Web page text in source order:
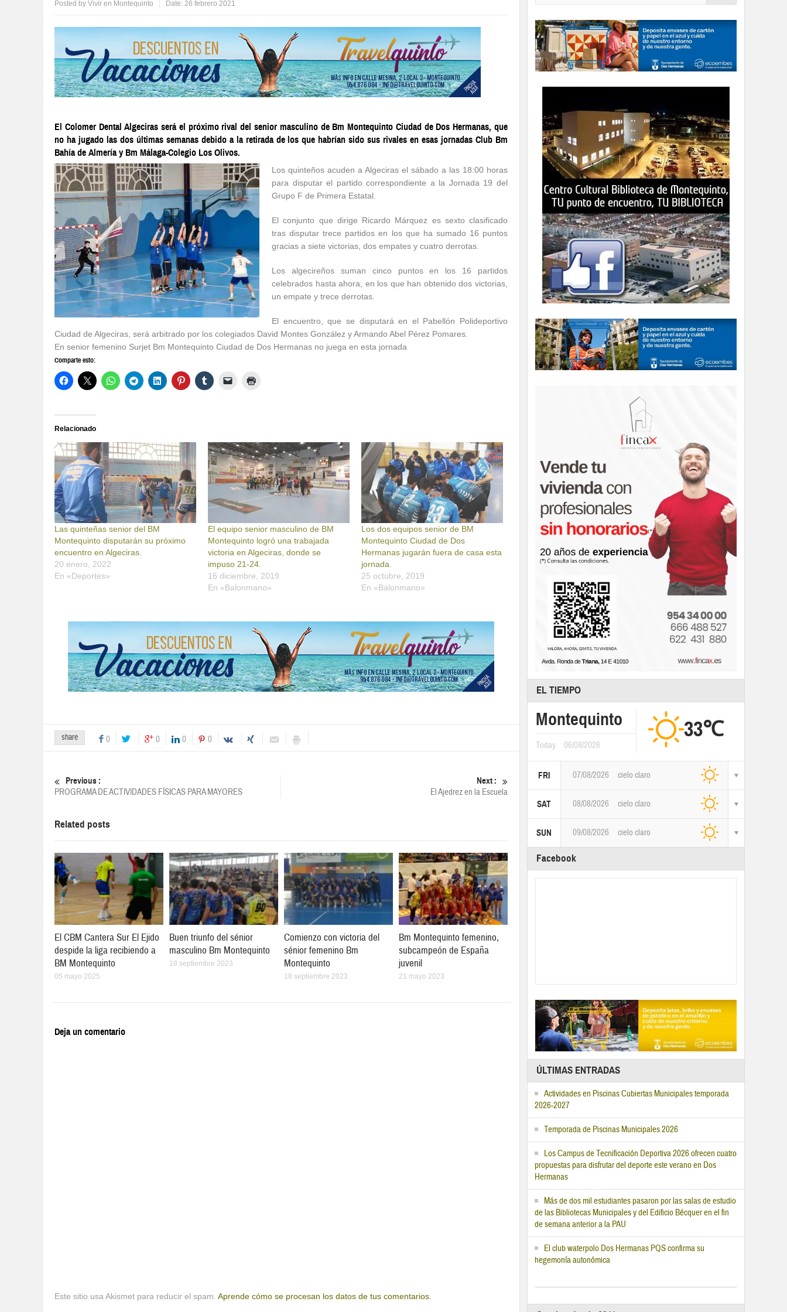
Posted by Vivir en Montequinto Date: 26 febrero 2021
El Colomer Dental Algeciras será el próximo rival del senior masculino de Bm Montequinto Ciudad de Dos Hermanas, que
no ha jugado las dos últimas semanas debido a la retirada de los que habrían sido sus rivales en esas jornadas Club Bm
Bahía de Almería y Bm Málaga-Colegio Los Olivos.
Los quinteños acuden a Algeciras el sábado a las 18:00 horas
para disputar el partido correspondiente a la Jornada 19 del
Grupo F de Primera Estatal.
El conjunto que dirige Ricardo Márquez es sexto clasificado
tras disputar trece partidos en los que ha sumado 16 puntos
gracias a siete victorias, dos empates y cuatro derrotas.
Los algecireños suman cinco puntos en los 16 partidos
celebrados hasta ahora, en los que han obtenido dos victorias,
un empate y trece derrotas.
El encuentro, que se disputará en el Pabellón Polideportivo
Ciudad de Algeciras, será arbitrado por los colegiados David Montes González y Armando Abel Pérez Pomares.
En senior femenino Surjet Bm Montequinto Ciudad de Dos Hermanas no juega en esta jornada
Comparte esto:
Relacionado
Las quinteñas senior del BM
Montequinto disputarán su próximo
encuentro en Algeciras.
20 enero, 2022
En «Deportes»
El equipo senior masculino de BM
Montequinto logró una trabajada
victoria en Algeciras, donde se
impuso 21-24.
16 diciembre, 2019
En «Balonmano»
Los dos equipos senior de BM
Montequinto Ciudad de Dos
Hermanas jugarán fuera de casa esta
jornada.
25 octubre, 2019
En «Balonmano»
share 0 0 0 0
Previous :
PROGRAMA DE ACTIVIDADES FÍSICAS PARA MAYORES
Next :
El Ajedrez en la Escuela
Related posts
El CBM Cantera Sur El Ejido
despide la liga recibiendo a
BM Montequinto
05 mayo 2025
Buen triunfo del sénior
masculino Bm Montequinto
18 septiembre 2023
Comienzo con victoria del
sénior femenino Bm
Montequinto
18 septiembre 2023
Bm Montequinto femenino,
subcampeón de España
juvenil
21 mayo 2023
Deja un comentario
Este sitio usa Akismet para reducir el spam. Aprende cómo se procesan los datos de tus comentarios.
EL TIEMPO
Montequinto
Today 06/08/2026
33℃
FRI 07/08/2026 cielo claro
SAT 08/08/2026 cielo claro
SUN 09/08/2026 cielo claro
Facebook
ÚLTIMAS ENTRADAS
Actividades en Piscinas Cubiertas Municipales temporada
2026-2027
Temporada de Piscinas Municipales 2026
Los Campus de Tecnificación Deportiva 2026 ofrecen cuatro
propuestas para disfrutar del deporte este verano en Dos
Hermanas
Más de dos mil estudiantes pasaron por las salas de estudio
de las Bibliotecas Municipales y del Edificio Bécquer en el fin
de semana anterior a la PAU
El club waterpolo Dos Hermanas PQS confirma su
hegemonía autonómica